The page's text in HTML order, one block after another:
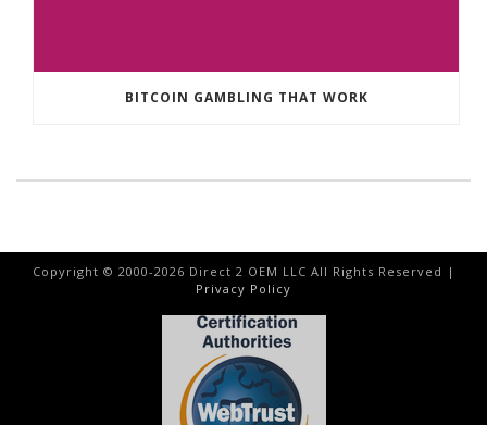
BITCOIN GAMBLING THAT WORK
Copyright © 2000-2026 Direct 2 OEM LLC All Rights Reserved |
Privacy Policy